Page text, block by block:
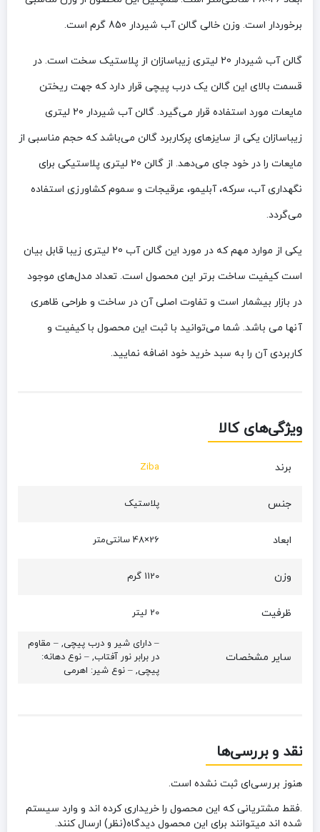
برخوردار است. وزن خالی گالن آب شیردار 850 گرم است.
گالن آب شیردار 20 لیتری زیباسازان از پلاستیک سخت است. در
قسمت بالای این گالن یک درب پیچی قرار دارد که جهت ریختن
مایعات مورد استفاده قرار می‌گیرد. گالن آب شیردار 20 لیتری
زیباسازان یکی از سایزهای پرکاربرد گالن می‌باشد که حجم مناسبی از
مایعات را در خود جای می‌دهد. از گالن 20 لیتری پلاستیکی برای
نگهداری آب، سرکه، آبلیمو، عرقیجات و سموم کشاورزی استفاده
می‌گردد.
یکی از موارد مهم که در مورد این گالن آب 20 لیتری زیبا قابل بیان
است کیفیت ساخت برتر این محصول است. تعداد مدل‌های موجود
در بازار بیشمار است و تفاوت اصلی آن در ساخت و طراحی ظاهری
آنها می باشد. شما می‌توانید با ثبت این محصول با کیفیت و
کاربردی آن را به سبد خرید خود اضافه نمایید.
ویژگی‌های کالا
برند Ziba
جنس پلاستیک
ابعاد 26×48 سانتی‌متر
وزن 1120 گرم
ظرفیت 20 لیتر
سایر مشخصات
– دارای شیر و درب پیچی, – مقاوم
در برابر نور آفتاب, – نوع دهانه:
پیچی, – نوع شیر: اهرمی
نقد و بررسی‌ها
هنوز بررسی‌ای ثبت نشده است.
.فقط مشتریانی که این محصول را خریداری کرده اند و وارد سیستم
شده اند میتوانند برای این محصول دیدگاه(نظر) ارسال کنند.